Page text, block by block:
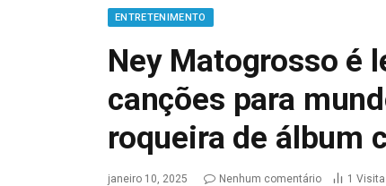
ENTRETENIMENTO
Ney Matogrosso é
canções para
roqueira de álbum
janeiro 10, 2025 Nenhum comentário 1